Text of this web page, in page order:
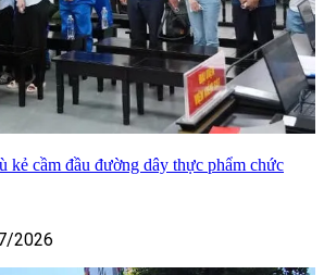
kẻ cầm đầu đường dây thực phẩm chức
2026